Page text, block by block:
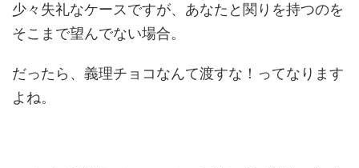
少々失礼なケースですが、あなたと関りを持つのを
そこまで望んでない場合。
だったら、義理チョコなんて渡すな！ってなります
よね。